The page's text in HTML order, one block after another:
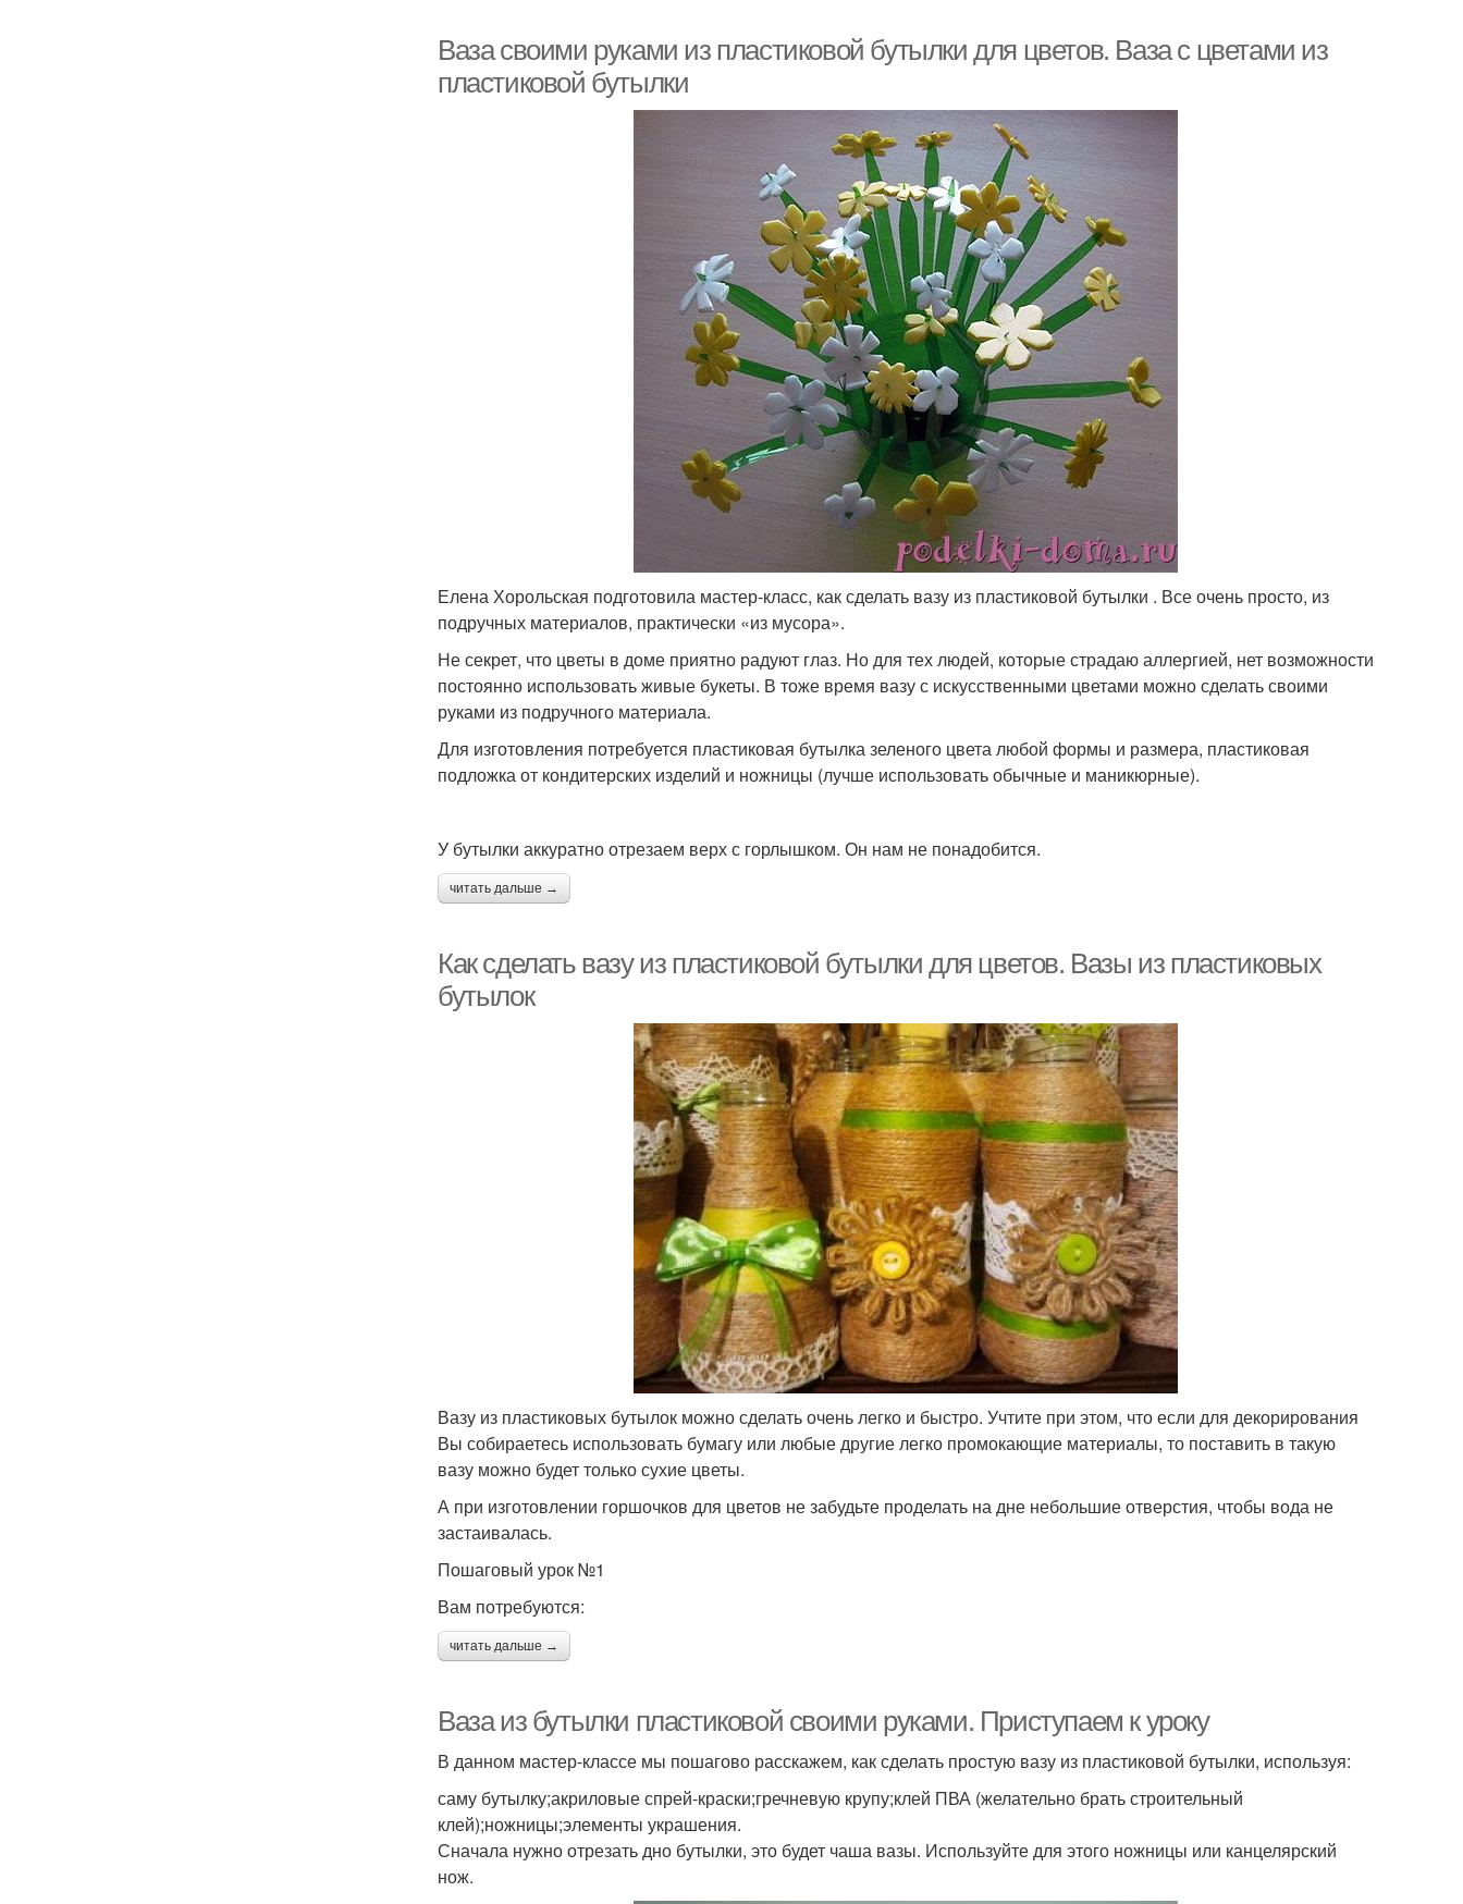
Ваза своими руками из пластиковой бутылки для цветов. Ваза с цветами из
пластиковой бутылки
Елена Хорольская подготовила мастер-класс, как сделать вазу из пластиковой бутылки . Все очень просто, из
подручных материалов, практически «из мусора».
Не секрет, что цветы в доме приятно радуют глаз. Но для тех людей, которые страдаю аллергией, нет возможности
постоянно использовать живые букеты. В тоже время вазу с искусственными цветами можно сделать своими
руками из подручного материала.
Для изготовления потребуется пластиковая бутылка зеленого цвета любой формы и размера, пластиковая
подложка от кондитерских изделий и ножницы (лучше использовать обычные и маникюрные).
У бутылки аккуратно отрезаем верх с горлышком. Он нам не понадобится.
читать дальше →
Как сделать вазу из пластиковой бутылки для цветов. Вазы из пластиковых
бутылок
Вазу из пластиковых бутылок можно сделать очень легко и быстро. Учтите при этом, что если для декорирования
Вы собираетесь использовать бумагу или любые другие легко промокающие материалы, то поставить в такую
вазу можно будет только сухие цветы.
А при изготовлении горшочков для цветов не забудьте проделать на дне небольшие отверстия, чтобы вода не
застаивалась.
Пошаговый урок №1
Вам потребуются:
читать дальше →
Ваза из бутылки пластиковой своими руками. Приступаем к уроку
В данном мастер-классе мы пошагово расскажем, как сделать простую вазу из пластиковой бутылки, используя:
саму бутылку;акриловые спрей-краски;гречневую крупу;клей ПВА (желательно брать строительный
клей);ножницы;элементы украшения.
Сначала нужно отрезать дно бутылки, это будет чаша вазы. Используйте для этого ножницы или канцелярский
нож.